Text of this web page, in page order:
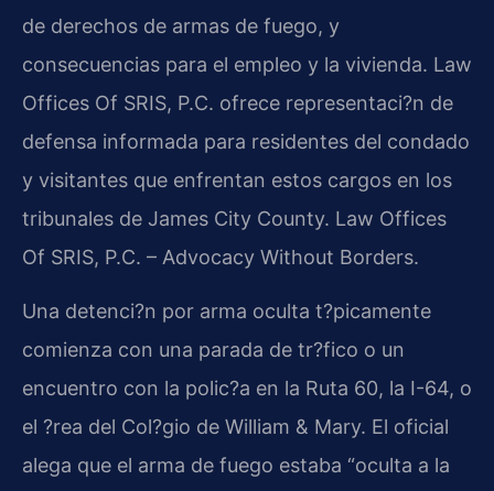
de derechos de armas de fuego, y
consecuencias para el empleo y la vivienda. Law
Offices Of SRIS, P.C. ofrece representaci?n de
defensa informada para residentes del condado
y visitantes que enfrentan estos cargos en los
tribunales de James City County. Law Offices
Of SRIS, P.C. – Advocacy Without Borders.
Una detenci?n por arma oculta t?picamente
comienza con una parada de tr?fico o un
encuentro con la polic?a en la Ruta 60, la I-64, o
el ?rea del Col?gio de William & Mary. El oficial
alega que el arma de fuego estaba “oculta a la